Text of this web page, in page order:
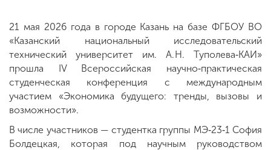
21 мая 2026 года в городе Казань на базе ФГБОУ ВО
«Казанский национальный исследовательский
технический университет им. А. Н. Туполева‑КАИ»
прошла IV Всероссийская научно‑практическая
студенческая конференция с международным
участием «Экономика будущего: тренды, вызовы и
возможности».
В числе участников — студентка группы МЭ‑23‑1 София
Болдецкая, которая под научным руководством